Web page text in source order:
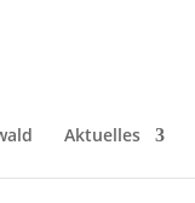
Aktuelles